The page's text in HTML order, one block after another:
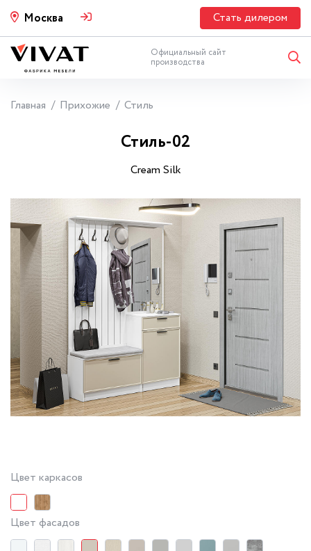
Москва Стать дилером
Официальный сайт
производства
Главная Прихожие Стиль
Стиль-02
Cream Silk
Цвет каркасов
Цвет фасадов